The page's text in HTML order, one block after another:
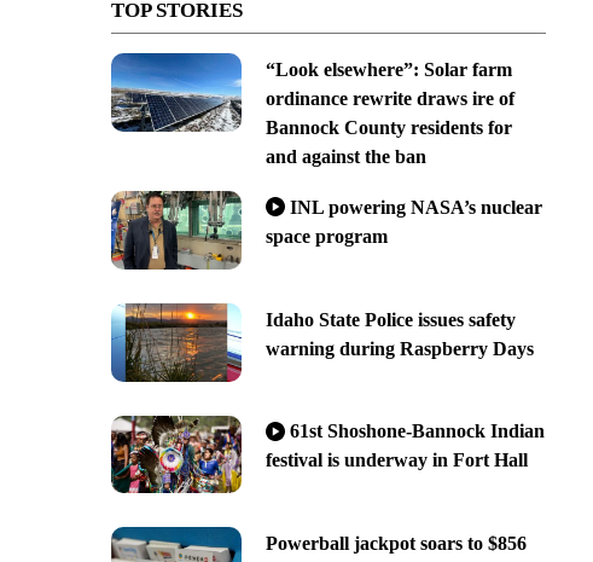
TOP STORIES
“Look elsewhere”: Solar farm
ordinance rewrite draws ire of
Bannock County residents for
and against the ban
INL powering NASA’s nuclear
space program
Idaho State Police issues safety
warning during Raspberry Days
61st Shoshone-Bannock Indian
festival is underway in Fort Hall
Powerball jackpot soars to $856